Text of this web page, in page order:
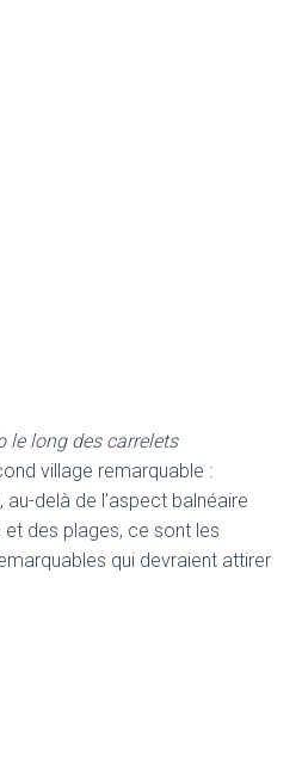
le long des carrelets
village remarquable :
delà de l’aspect balnéaire
des plages, ce sont les
qui devraient attirer